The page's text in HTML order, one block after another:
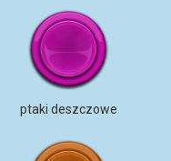
ptaki deszczowe